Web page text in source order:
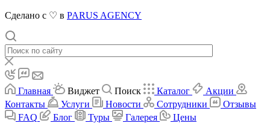
Сделано с ♡ в PARUS AGENCY
Главная Виджет Поиск Каталог
Акции
Контакты
Услуги Новости Сотрудники
Отзывы
FAQ
Блог Туры Галерея Цены